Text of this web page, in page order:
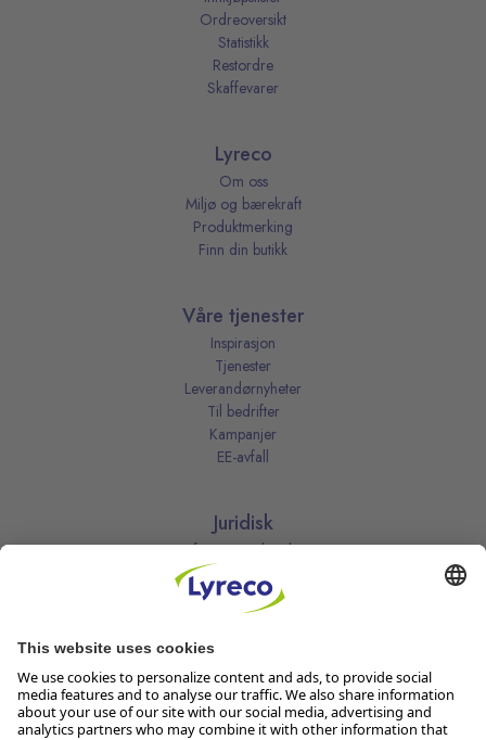
Ordreoversikt
Statistikk
Restordre
Skaffevarer
Lyreco
Om oss
Miljø og bærekraft
Produktmerking
Finn din butikk
Våre tjenester
Inspirasjon
Tjenester
Leverandørnyheter
Til bedrifter
Kampanjer
EE-avfall
Juridisk
Informasjonskapsler
Kjøpsbetingelser
Personvernerklæring
Vilkår
Vilkår for kundeklubben
Åpenhetsloven
Endre dine personvernsinnstillinger